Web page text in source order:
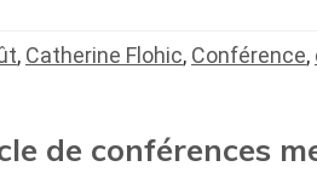
, Catherine Flohic, Conférence,
de conférences